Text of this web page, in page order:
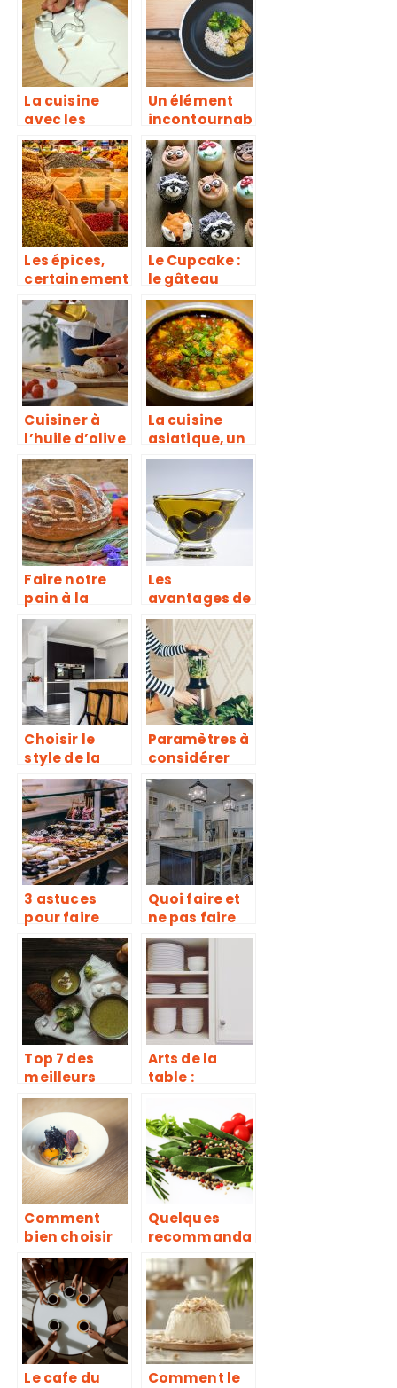
expérience
La cuisine
avec les
enfants : Les
règles à
respecter
Un élément
incontournab
le dans la
cuisine : la
poêle
Les épices,
certainement
le détail qui
change tout
en cuisine
Le Cupcake :
le gâteau
idéal !
Cuisiner à
l’huile d’olive
La cuisine
asiatique, un
univers
saveurs
Faire notre
pain à la
maison
Les
avantages de
l’huile d’olive
grecque
Choisir le
style de la
cuisine
adapté à
votre goût
Paramètres à
considérer
pour choisir
son robot-
coupe de
cuisine ?
3 astuces
pour faire
d’excellentes
pâtisseries
Quoi faire et
ne pas faire
pour sa
renovation de
cuisine ?
Top 7 des
meilleurs
moulins a
legumes
Arts de la
table :
trouver une
vaisselle pas
chère de
qualité ?
Comment
bien choisir
une assiette
pour son plat
?
Quelques
recommanda
tions sur le
poivre pour
parfaire vos
recettes de
cuisine
Le cafe du
Comment le